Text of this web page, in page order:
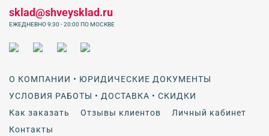
О КОМПАНИИ • ЮРИДИЧЕСКИЕ ДОКУМЕНТЫ
УСЛОВИЯ РАБОТЫ • ДОСТАВКА • СКИДКИ
Как заказать
Отзывы клиентов
Личный кабинет
Контакты
sklad@shveysklad.ru
ЕЖЕДНЕВНО 9:30 - 20:00 ПО МОСКВЕ